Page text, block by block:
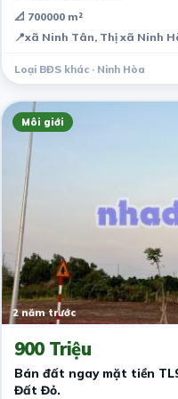
📐 700000 m²
📍xã Ninh Tân, Thị xã Ninh
Loại BĐS khác · Ninh Hòa
Môi giới
2 năm trước
900 Triệu
Bán đất ngay mặt tiền
Đất Đỏ.